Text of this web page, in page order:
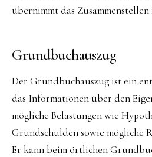
übernimmt das
Grundbuchauszug
Der Grundbuchauszug ist ein
das Informationen über den
mögliche Belastungen wie
Grundschulden sowie mögliche
Er kann beim örtlichen